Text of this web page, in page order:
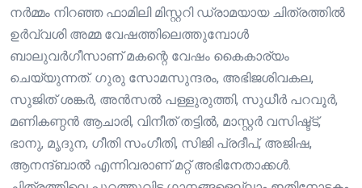
നർമ്മം നിറഞ്ഞ ഫാമിലി മിസ്റ്ററി ഡ്രാമയായ ചിത്രത്തിൽ
ഉർവ്വശി അമ്മ വേഷത്തിലെത്തുമ്പോൾ
ബാലുവർഗീസാണ് മകന്റെ വേഷം കൈകാര്യം
ചെയ്യുന്നത്. ഗുരു സോമസുന്ദരം, അഭിജശിവകല,
സുജിത് ശങ്കർ, അൻസൽ പള്ളുരുത്തി, സുധീർ പറവൂർ,
മണികണ്ഠൻ ആചാരി, വിനീത് തട്ടിൽ, മാസ്റ്റർ വസിഷ്ട്ട്,
ഭാനു, മൃദുന, ഗീതി സംഗീതി, സിജി പ്രദീപ്, അജിഷ,
ആനന്ദ്ബാൽ എന്നിവരാണ് മറ്റ് അഭിനേതാക്കൾ.